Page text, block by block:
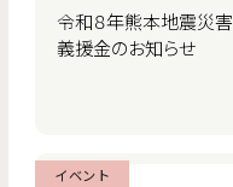
令和８年熊本地震災害
義援金のお知らせ
イベント